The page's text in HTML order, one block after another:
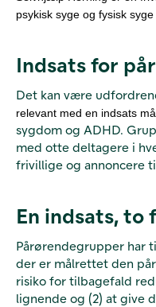
psykisk syge og fysisk syge
Indsats for
Det kan være
relevant med en indsats
sygdom og ADHD.
med otte deltagere i
frivillige og annoncere
En indsats, to
Pårørendegrupper har
der er målrettet den
risiko for tilbagefald
lignende og (2) at give